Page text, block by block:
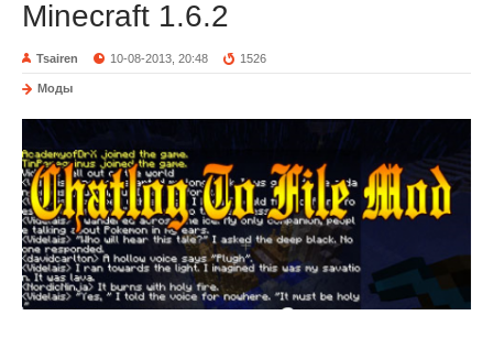
Minecraft 1.6.2
Tsairen 10-08-2013, 20:48 1526
Моды